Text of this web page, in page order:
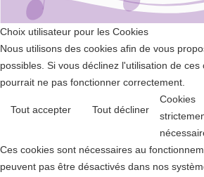
Choix utilisateur pour les Cookies
Nous utilisons des cookies afin de vous
possibles. Si vous déclinez l'utilisation de ces
pourrait ne pas fonctionner correctement.
Tout accepter Tout décliner
Cookies
Ces cookies sont nécessaires au
peuvent pas être désactivés dans nos